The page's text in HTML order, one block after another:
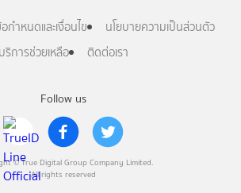
Follow us
© True Digital Group Company Limited.
All rights reserved
กำหนดและเงื่อนไข
นโยบายความเป็นส่วนตัว
บริการช่วยเหลือ
ติดต่อเรา